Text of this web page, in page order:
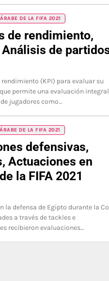
DE LA FIFA 2021
de rendimiento,
de
(KPI) para evaluar su
permite una evaluación
jugadores como…
DE LA FIFA 2021
defensivas,
Actuaciones en
la FIFA 2021
la defensa de Egipto durante la
a través de tackles e
recibieron evaluaciones…